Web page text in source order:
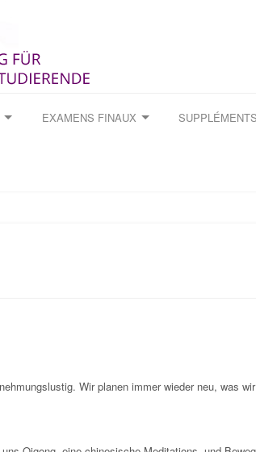
EXAMENS FINAUX SUPPLÉMENTS
Wir planen immer wieder neu, was